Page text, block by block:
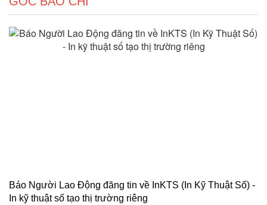
Báo Người Lao Động đăng tin về InKTS (In Kỹ Thuật Số) -
In kỹ thuật số tạo thị trường riêng